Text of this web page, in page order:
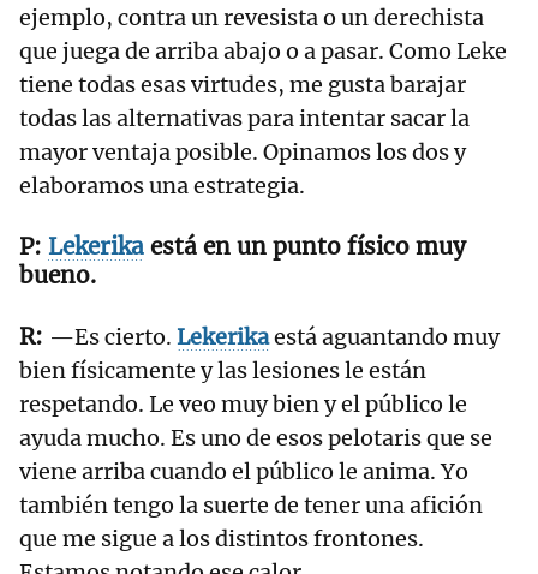
ejemplo, contra un revesista o un derechista
que juega de arriba abajo o a pasar. Como Leke
tiene todas esas virtudes, me gusta barajar
todas las alternativas para intentar sacar la
mayor ventaja posible. Opinamos los dos y
elaboramos una estrategia.
Lekerika está en un punto físico muy
bueno.
—Es cierto. Lekerikaestá aguantando muy
bien físicamente y las lesiones le están
respetando. Le veo muy bien y el público le
ayuda mucho. Es uno de esos pelotaris que se
viene arriba cuando el público le anima. Yo
también tengo la suerte de tener una afición
que me sigue a los distintos frontones.